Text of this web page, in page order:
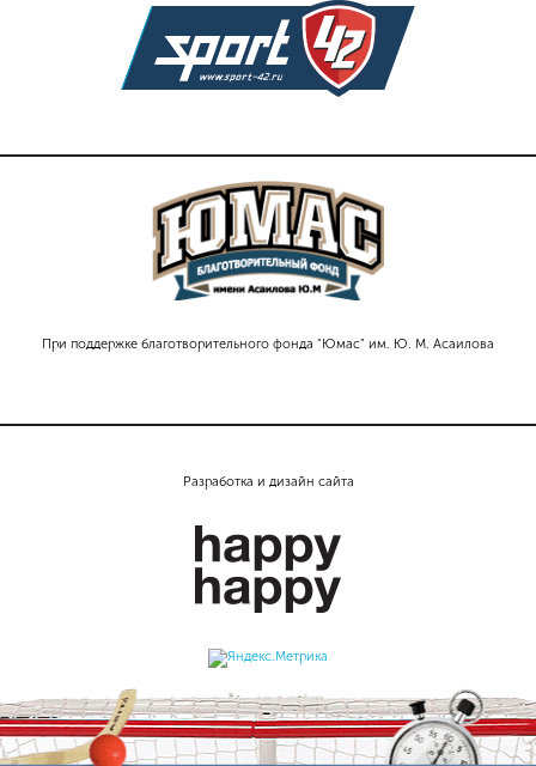
При поддержке благотворительного фонда "Юмас" им. Ю. М. Асаилова
Разработка и дизайн сайта